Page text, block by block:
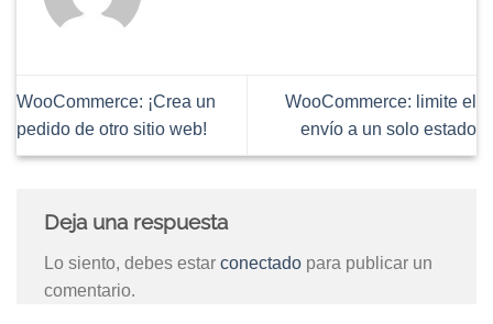
WooCommerce: ¡Crea un
pedido de otro sitio web!
WooCommerce: limite el
envío a un solo estado
Deja una respuesta
Lo siento, debes estar conectado para publicar un
comentario.